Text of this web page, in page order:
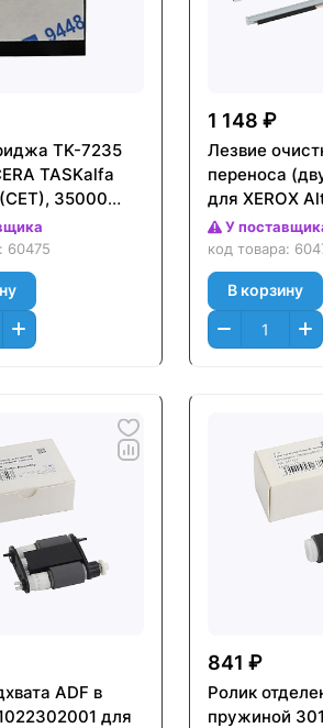
TK-7235
TASKalfa
35000
60475
1 148 ₽
Лезвие
переноса
для XEROX
C8130/C8135/
VersaLink
(CET),
У
код товара:
В корзину
ADF в
для
841 ₽
Ролик
пружиной